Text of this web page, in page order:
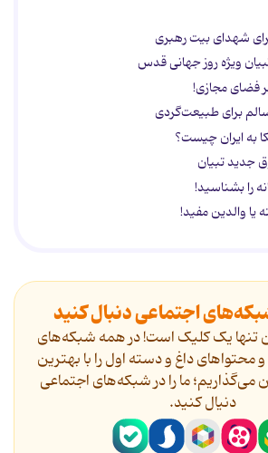
شهدای بیت رهبری
ویژه روز جهانی قدس
فضای مجازی!
به ایران چیست؟
جدید تبیان
را بشناسید!
والدین مفید!
اجتماعی دنبال کنید
تنها یک کلیک است! در همه شبکه‌های
محتواهای داغ و دسته اول را با بهترین
می‌گذاریم؛ ما را در شبکه‌های اجتماعی
دنیال کنید.